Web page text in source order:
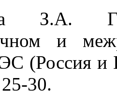
З.А.
и
(Россия и
30.